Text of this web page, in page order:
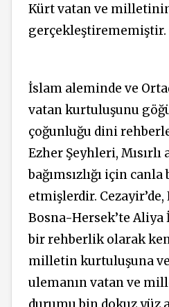
Kürt vatan ve
gerçekleştirememiştir.
İslam aleminde ve
vatan kurtuluşunu
çoğunluğu dini
Ezher Şeyhleri, Mısırlı
bağımsızlığı için
etmişlerdir. Cezayir’de,
Bosna-Hersek’te
bir rehberlik olarak
milletin kurtuluşuna
ulemanın vatan ve